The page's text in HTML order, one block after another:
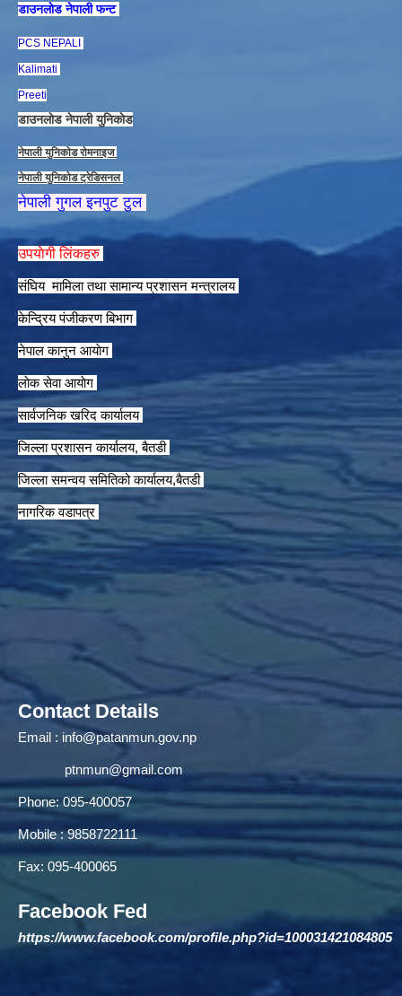
डाउनलाेड नेपाली फन्ट
PCS NEPALI
Kalimati
Preeti
डाउनलाेड नेपाली युनिकाेड
नेपाली युनिकाेड राेमनाइज
नेपाली युनिकाेड ट्रेडिसनल
नेपाली गुगल इनपुट टुल
उपयाेगी लिंकहरु
संघिय मामिला तथा सामान्य प्रशासन मन्त्रालय
केन्द्रिय पंजीकरण बिभाग
नेपाल कानुन आयाेग
लाेक सेवा आयाेग
सार्वजनिक खरिद कार्यालय
जिल्ला प्रशासन कार्यालय, बैतडी
जिल्ला समन्वय समितिको कार्यालय,बैतडी
नागरिक वडापत्र
Contact Details
Email : info@patanmun.gov.np
ptnmun@gmail.com
Phone: 095-400057
Mobile : 9858722111
Fax: 095-400065
Facebook Fed
https://www.facebook.com/profile.php?id=100031421084805